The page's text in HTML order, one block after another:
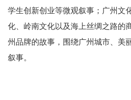
学生创新创业等微观叙事；广州文
化、岭南文化以及海上丝绸之路的
州品牌的故事，围绕广州城市、美
叙事。